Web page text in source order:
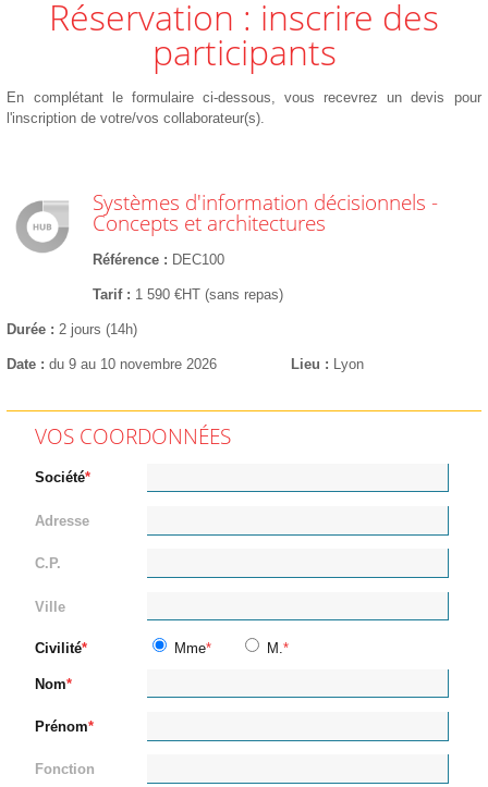
Réservation : inscrire des
participants
En complétant le formulaire ci-dessous, vous recevrez un devis pour
l'inscription de votre/vos collaborateur(s).
Systèmes d'information décisionnels -
Concepts et architectures
Référence DEC100
Tarif 1 590 €HT (sans repas)
Durée 2 jours (14h)
Date du 9 au 10 novembre 2026 Lieu Lyon
VOS COORDONNÉES
Société
Adresse
C.P.
Ville
Civilité Mme M.
Nom
Prénom
Fonction